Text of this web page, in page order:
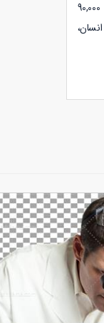
دانلود عکس استوک، عکس استوک با کیفیت، عکس استوک 90,000، مرجع عکس استوک، فایل استوک، دانلود 90,000
انسان،